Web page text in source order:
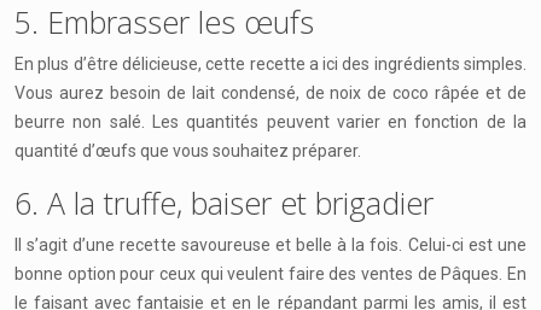
5. Embrasser les œufs
En plus d’être délicieuse, cette recette a ici des ingrédients simples.
Vous aurez besoin de lait condensé, de noix de coco râpée et de
beurre non salé. Les quantités peuvent varier en fonction de la
quantité d’œufs que vous souhaitez préparer.
6. A la truffe, baiser et brigadier
Il s’agit d’une recette savoureuse et belle à la fois. Celui-ci est une
bonne option pour ceux qui veulent faire des ventes de Pâques. En
le faisant avec fantaisie et en le répandant parmi les amis, il est